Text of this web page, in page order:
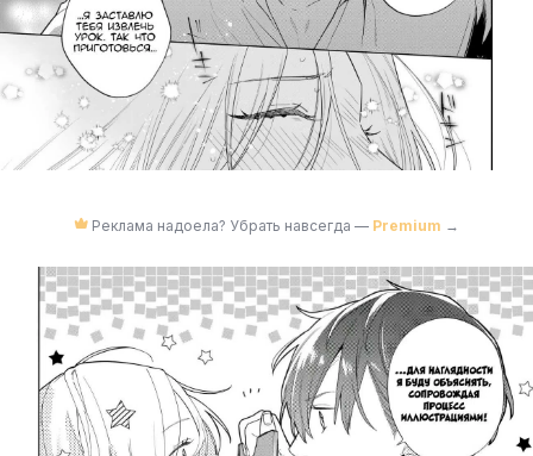
Реклама надоела? Убрать навсегда — Premium →